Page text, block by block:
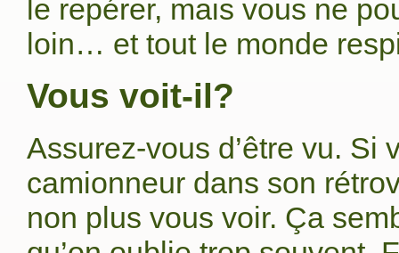
le repérer, mais vous ne
loin… et tout le monde
Vous voit-il?
Assurez-vous d’être vu. Si
camionneur dans son
non plus vous voir. Ça